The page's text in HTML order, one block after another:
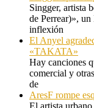
Singger, artista
de Perrear)»,
inflexión
El Anyel
«TAKATA»
Hay canciones
comercial y
de
AresF rompe
El artista